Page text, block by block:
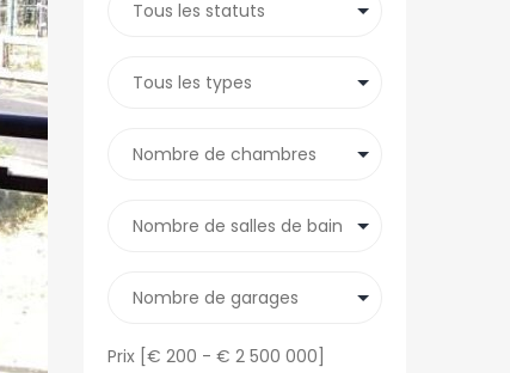
Prix [ € 200 - € 2 500 000